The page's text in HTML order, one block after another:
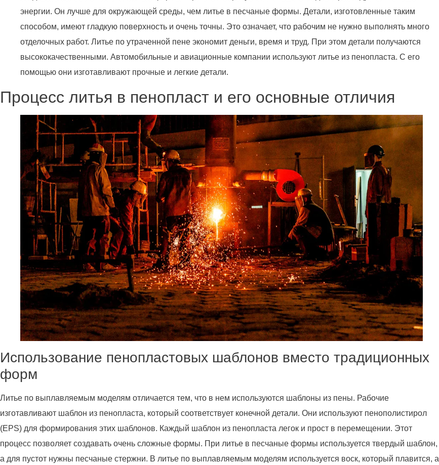
энергии. Он лучше для окружающей среды, чем литье в песчаные формы. Детали, изготовленные таким
способом, имеют гладкую поверхность и очень точны. Это означает, что рабочим не нужно выполнять много
отделочных работ. Литье по утраченной пене экономит деньги, время и труд. При этом детали получаются
высококачественными. Автомобильные и авиационные компании используют литье из пенопласта. С его
помощью они изготавливают прочные и легкие детали.
Процесс литья в пенопласт и его основные отличия
Использование пенопластовых шаблонов вместо традиционных
форм
Литье по выплавляемым моделям отличается тем, что в нем используются шаблоны из пены. Рабочие
изготавливают шаблон из пенопласта, который соответствует конечной детали. Они используют пенополистирол
(EPS) для формирования этих шаблонов. Каждый шаблон из пенопласта легок и прост в перемещении. Этот
процесс позволяет создавать очень сложные формы. При литье в песчаные формы используется твердый шаблон,
а для пустот нужны песчаные стержни. В литье по выплавляемым моделям используется воск, который плавится, а